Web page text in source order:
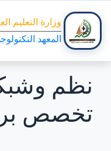
وزارة التعليم
المعهد
نظم
تخصص